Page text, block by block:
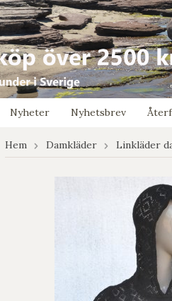
Nyheter Nyhetsbrev
Hem Damkläder Linkläder